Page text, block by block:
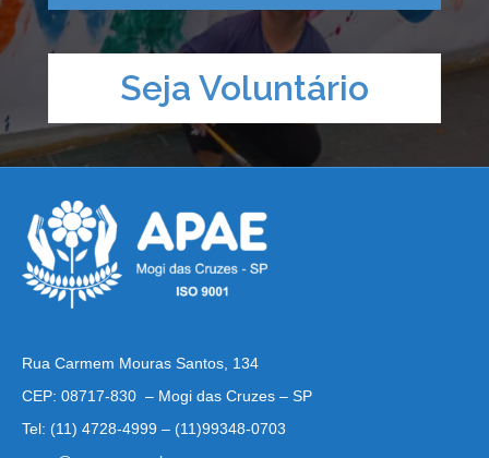
Seja Voluntário
Rua Carmem Mouras Santos, 134
CEP: 08717-830 – Mogi das Cruzes – SP
Tel: (11) 4728-4999 – (11)99348-0703